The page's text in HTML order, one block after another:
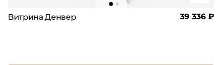
Витрина Денвер 39 336 ₽